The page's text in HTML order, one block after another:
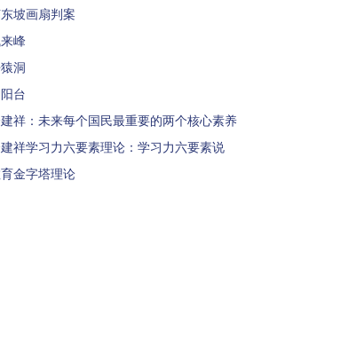
坡画扇判案
峰
洞
台
祥：未来每个国民最重要的两个核心素养
祥学习力六要素理论：学习力六要素说
金字塔理论